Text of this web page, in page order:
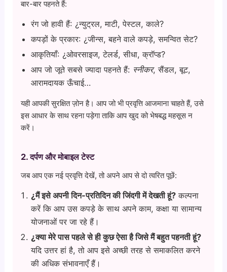
बार-बार पहनते हैं:
रंग जो हावी हैं: ¿न्युट्रल, माटी, पेस्टल, काले?
कपड़ों के प्रकार: ¿जीन्स, बहने वाले कपड़े, समन्वित सेट?
आकृतियाँ: ¿ओवरसाइज, टेलर्ड, सीधा, क्रॉप्ड?
आप जो जूते सबसे ज्यादा पहनते हैं: स्नीकर, सैंडल, बूट,
आरामदायक ऊँचाई…
यही आपकी सुरक्षित ज़ोन है। आप जो भी प्रवृत्ति आजमाना चाहते हैं, उसे
इस आधार के साथ रहना पड़ेगा ताकि आप खुद को भेषबद्ध महसूस न
करें।
2. दर्पण और मोबाइल टेस्ट
जब आप एक नई प्रवृत्ति देखें, तो अपने आप से दो त्वरित पूछें:
¿मैं इसे अपनी दिन-प्रतिदिन की जिंदगी में देखती हूं? कल्पना
करें कि आप उस कपड़े के साथ अपने काम, कक्षा या सामान्य
योजनाओं पर जा रहे हैं।
¿क्या मेरे पास पहले से ही कुछ ऐसा है जिसे मैं बहुत पहनती हूं?
यदि उत्तर हां है, तो आप इसे अच्छी तरह से समाकलित करने
की अधिक संभावनाएँ हैं।